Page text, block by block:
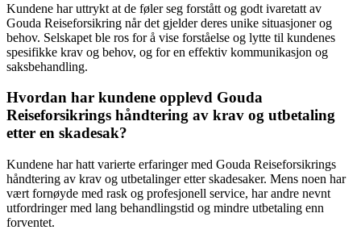
Kundene har uttrykt at de føler seg forstått og godt ivaretatt av
Gouda Reiseforsikring når det gjelder deres unike situasjoner og
behov. Selskapet ble ros for å vise forståelse og lytte til kundenes
spesifikke krav og behov, og for en effektiv kommunikasjon og
saksbehandling.
Hvordan har kundene opplevd Gouda
Reiseforsikrings håndtering av krav og utbetaling
etter en skadesak?
Kundene har hatt varierte erfaringer med Gouda Reiseforsikrings
håndtering av krav og utbetalinger etter skadesaker. Mens noen har
vært fornøyde med rask og profesjonell service, har andre nevnt
utfordringer med lang behandlingstid og mindre utbetaling enn
forventet.